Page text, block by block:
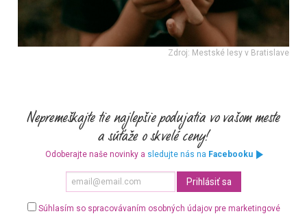
Zdroj: Mestské lesy v Bratislave
Odoberajte naše novinky a sledujte nás na Facebooku
Súhlasím so spracovávaním osobných údajov pre marketingové